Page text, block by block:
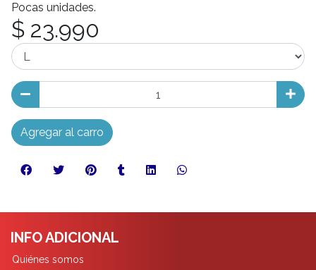
Pocas unidades.
$ 23.990
Agregar al carro
INFO ADICIONAL
Quiénes somos